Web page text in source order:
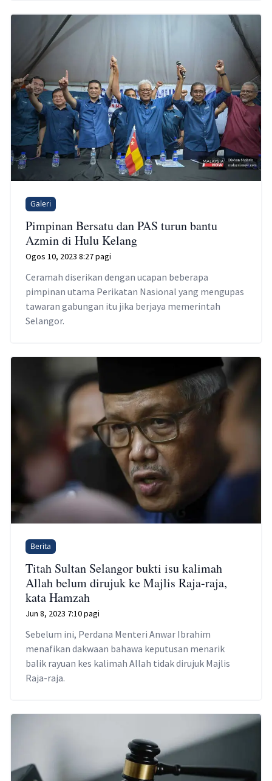
Galeri
Pimpinan Bersatu dan PAS turun bantu
Azmin di Hulu Kelang
Ogos 10, 2023 8:27 pagi
Ceramah diserikan dengan ucapan beberapa
pimpinan utama Perikatan Nasional yang mengupas
tawaran gabungan itu jika berjaya memerintah
Selangor.
Berita
Titah Sultan Selangor bukti isu kalimah
Allah belum dirujuk ke Majlis Raja-raja,
kata Hamzah
Jun 8, 2023 7:10 pagi
Sebelum ini, Perdana Menteri Anwar Ibrahim
menafikan dakwaan bahawa keputusan menarik
balik rayuan kes kalimah Allah tidak dirujuk Majlis
Raja-raja.